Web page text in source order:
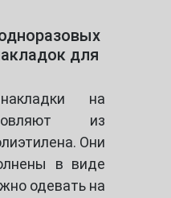
для
накладки на
из
Они
в виде
одевать на